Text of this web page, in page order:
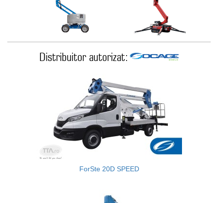
Distribuitor autorizat:
ForSte 20D SPEED